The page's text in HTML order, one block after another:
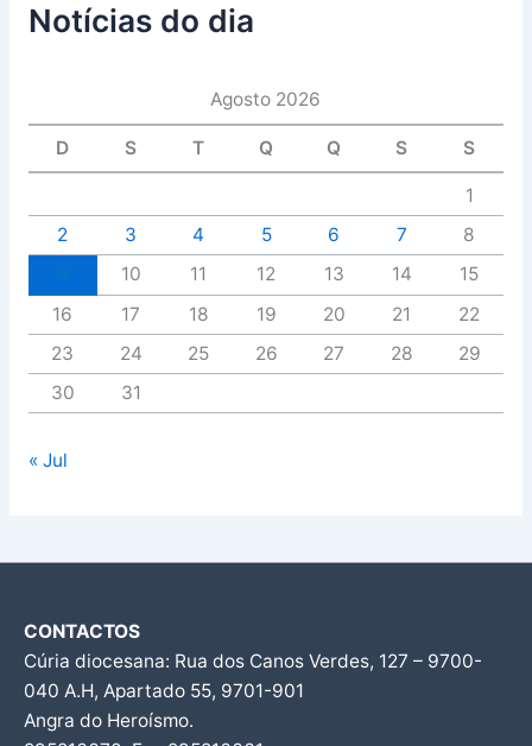
Notícias do dia
Agosto 2026
D S T Q Q S S
1
2
3 4 5 6 7
8
10 11 12 13 14
15
16
17 18 19 20 21
22
23
24 25 26 27 28
29
30
31
« Jul
CONTACTOS
Cúria diocesana: Rua dos Canos Verdes, 127 – 9700-
040 A.H, Apartado 55, 9701-901
Angra do Heroísmo.